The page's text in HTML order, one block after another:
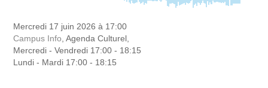
Mercredi 17 juin 2026 à 17:00
Campus Info, Agenda Culturel,
Mercredi - Vendredi 17:00 - 18:15
Lundi - Mardi 17:00 - 18:15